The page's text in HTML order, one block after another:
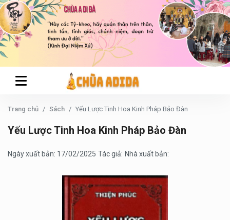
Trang chủ Sách Yếu Lược Tinh Hoa Kinh Pháp Bảo Đàn
Yếu Lược Tinh Hoa Kinh Pháp Bảo Đàn
Ngày xuất bản: 17/02/2025 Tác giả: Nhà xuất bản: